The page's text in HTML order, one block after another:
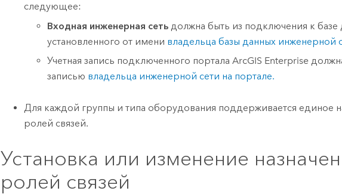
следующее:
Входная инженерная сетьдолжна быть из подключения к базе
установленного от имени владельца базы данных инженерной
Учетная запись подключенного портала ArcGIS Enterprise
записью владельца инженерной сети на портале.
Для каждой группы и типа оборудования поддерживается единое
ролей связей.
Установка или изменение
ролей связей